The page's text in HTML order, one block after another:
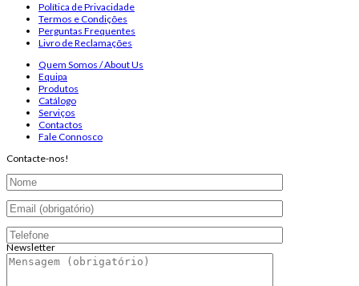
Política de Privacidade
Termos e Condições
Perguntas Frequentes
Livro de Reclamações
Quem Somos / About Us
Equipa
Produtos
Catálogo
Serviços
Contactos
Fale Connosco
Contacte-nos!
Newsletter
Endereço de email: